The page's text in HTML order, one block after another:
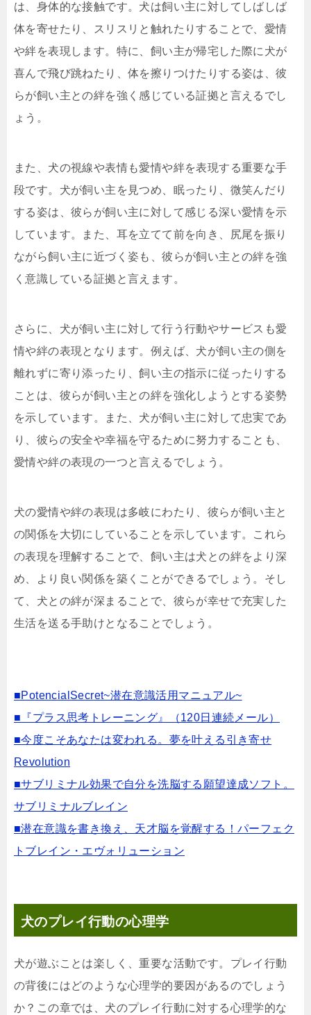
は、身体的な接触です。犬は飼い主に対してしばしば
体を寄せたり、スリスリと触れたりすることで、愛情
や絆を表現します。特に、飼い主が帰宅した際に犬が
喜んで飛び跳ねたり、体を擦りつけたりする姿は、彼
らが飼い主との絆を強く感じている証拠と言えるでし
ょう。
また、犬の視線や表情も愛情や絆を表現する重要な手
段です。犬が飼い主を見つめ、眠ったり、微笑んだり
する姿は、彼らが飼い主に対して感じる深い愛情を示
しています。また、耳を立てて前を向き、尻尾を振り
ながら飼い主に近づく姿も、彼らが飼い主との絆を強
く意識している証拠と言えます。
さらに、犬が飼い主に対して行う行動やサービスも愛
情や絆の表現となります。例えば、犬が飼い主の側を
離れずに寄り添ったり、飼い主の指示に従ったりする
ことは、彼らが飼い主との絆を強化しようとする姿勢
を示しています。また、犬が飼い主に対して忠実であ
り、彼らの安全や幸福を守るために努力することも、
愛情や絆の表現の一つと言えるでしょう。
犬の愛情や絆の表現は多岐にわたり、彼らが飼い主と
の関係を大切にしていることを示しています。これら
の表現を理解することで、飼い主は犬との絆をより深
め、より良い関係を築くことができるでしょう。そし
て、犬との絆が深まることで、彼らが幸せで充実した
生活を送る手助けとなることでしょう。
■PotencialSecret~潜在意識活用マニュアル~
■『プラス思考トレーニング』（120日連続メール）
■今度こそあなたは変われる。夢を叶える引き寄せ
Revolution
■サブリミナル効果で自分を洗脳する願望達成ソフト。
サブリミナルブレイン
■潜在意識を書き換え、天才脳を覚醒する！パーフェク
トブレイン・エヴォリューション
犬のプレイ行動の心理学
犬が遊ぶことは楽しく、重要な活動です。プレイ行動
の背後にはどのような心理学的要因があるのでしょう
か？この章では、犬のプレイ行動に対する心理学的な